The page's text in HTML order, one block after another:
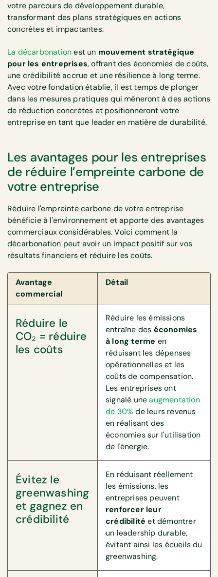
votre parcours de développement durable,
transformant des plans stratégiques en actions
concrètes et impactantes.
La décarbonationest un mouvement stratégique
pour les entreprises, offrant des économies de coûts,
une crédibilité accrue et une résilience à long terme.
Avec votre fondation établie, il est temps de plonger
dans les mesures pratiques qui mèneront à des actions
de réduction concrètes et positionneront votre
entreprise en tant que leader en matière de durabilité.
Les avantages pour les entreprises
de réduire l’empreinte carbone de
votre entreprise
Réduire l'empreinte carbone de votre entreprise
bénéficie à l'environnement et apporte des avantages
commerciaux considérables. Voici comment la
décarbonation peut avoir un impact positif sur vos
résultats financiers et réduire les coûts.
Avantage
commercial
Détail
Réduire le
CO₂ = réduire
les coûts
Réduire les émissions
entraîne des économies
à long terme en
réduisant les dépenses
opérationnelles et les
coûts de compensation.
Les entreprises ont
signalé uneaugmentation
de 30% de leurs revenus
en réalisant des
économies sur l'utilisation
de l'énergie.
Évitez le
greenwashing
et gagnez en
crédibilité
En réduisant réellement
les émissions, les
entreprises peuvent
renforcer leur
crédibilité et démontrer
un leadership durable,
évitant ainsi les écueils du
greenwashing.